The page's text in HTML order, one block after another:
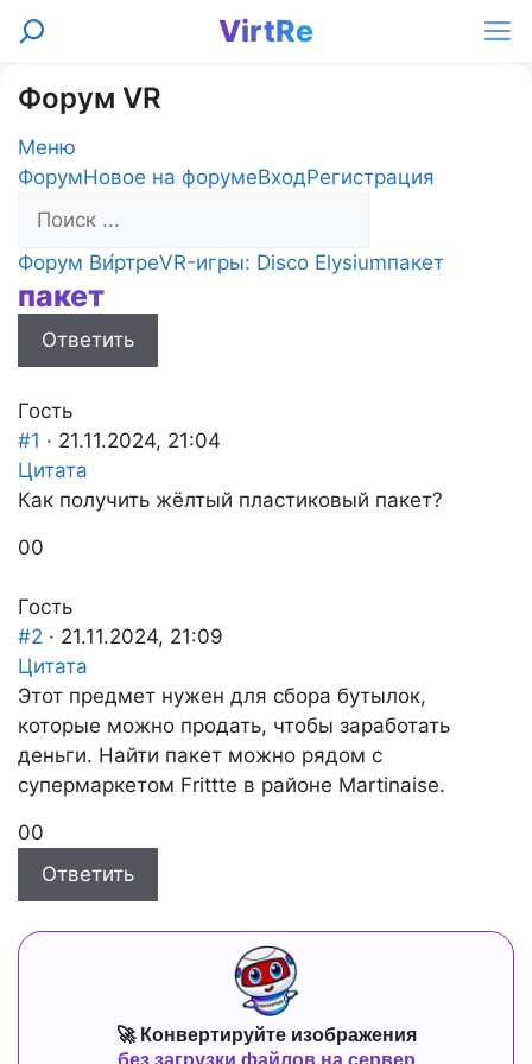
Перейти
VirtRe
Поиск
Форум VR
Меню
Навигация
Форума
ФорумНовое на форумеВходРегистрация
Форум
breadcrumbs
-
Вы
Форум Ви́ртреVR-игры: Disco Elysiumпакет
пакет
Ответить
Гость
#1 · 21.11.2024, 21:04
Цитата
Как получить жёлтый пластиковый пакет?
Голосуйте
палец
вниз.
0Голосуйте
палец
вверх.
0
Гость
#2 · 21.11.2024, 21:09
Цитата
Этот предмет нужен для сбора бутылок,
которые можно продать, чтобы заработать
деньги. Найти пакет можно рядом с
супермаркетом Frittte в районе Martinaise.
Голосуйте
0Голосуйте
0
Ответить
🚀 Конвертируйте изображения
без загрузки файлов на сервер